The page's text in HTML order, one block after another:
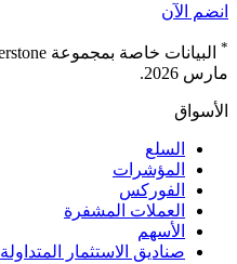
انضم الآن
*
مارس 2026.
الأسواق
السلع
المؤشرات
الفوركس
العملات المشفرة
الأسهم
صناديق الاستثمار المتداولة